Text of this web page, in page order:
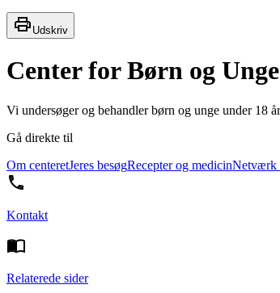
Udskriv
Center for Børn og
Vi undersøger og behandler børn og unge under
Gå direkte til
Om centeretJeres besøgRecepter og medicinNetværk
Kontakt
Relaterede sider